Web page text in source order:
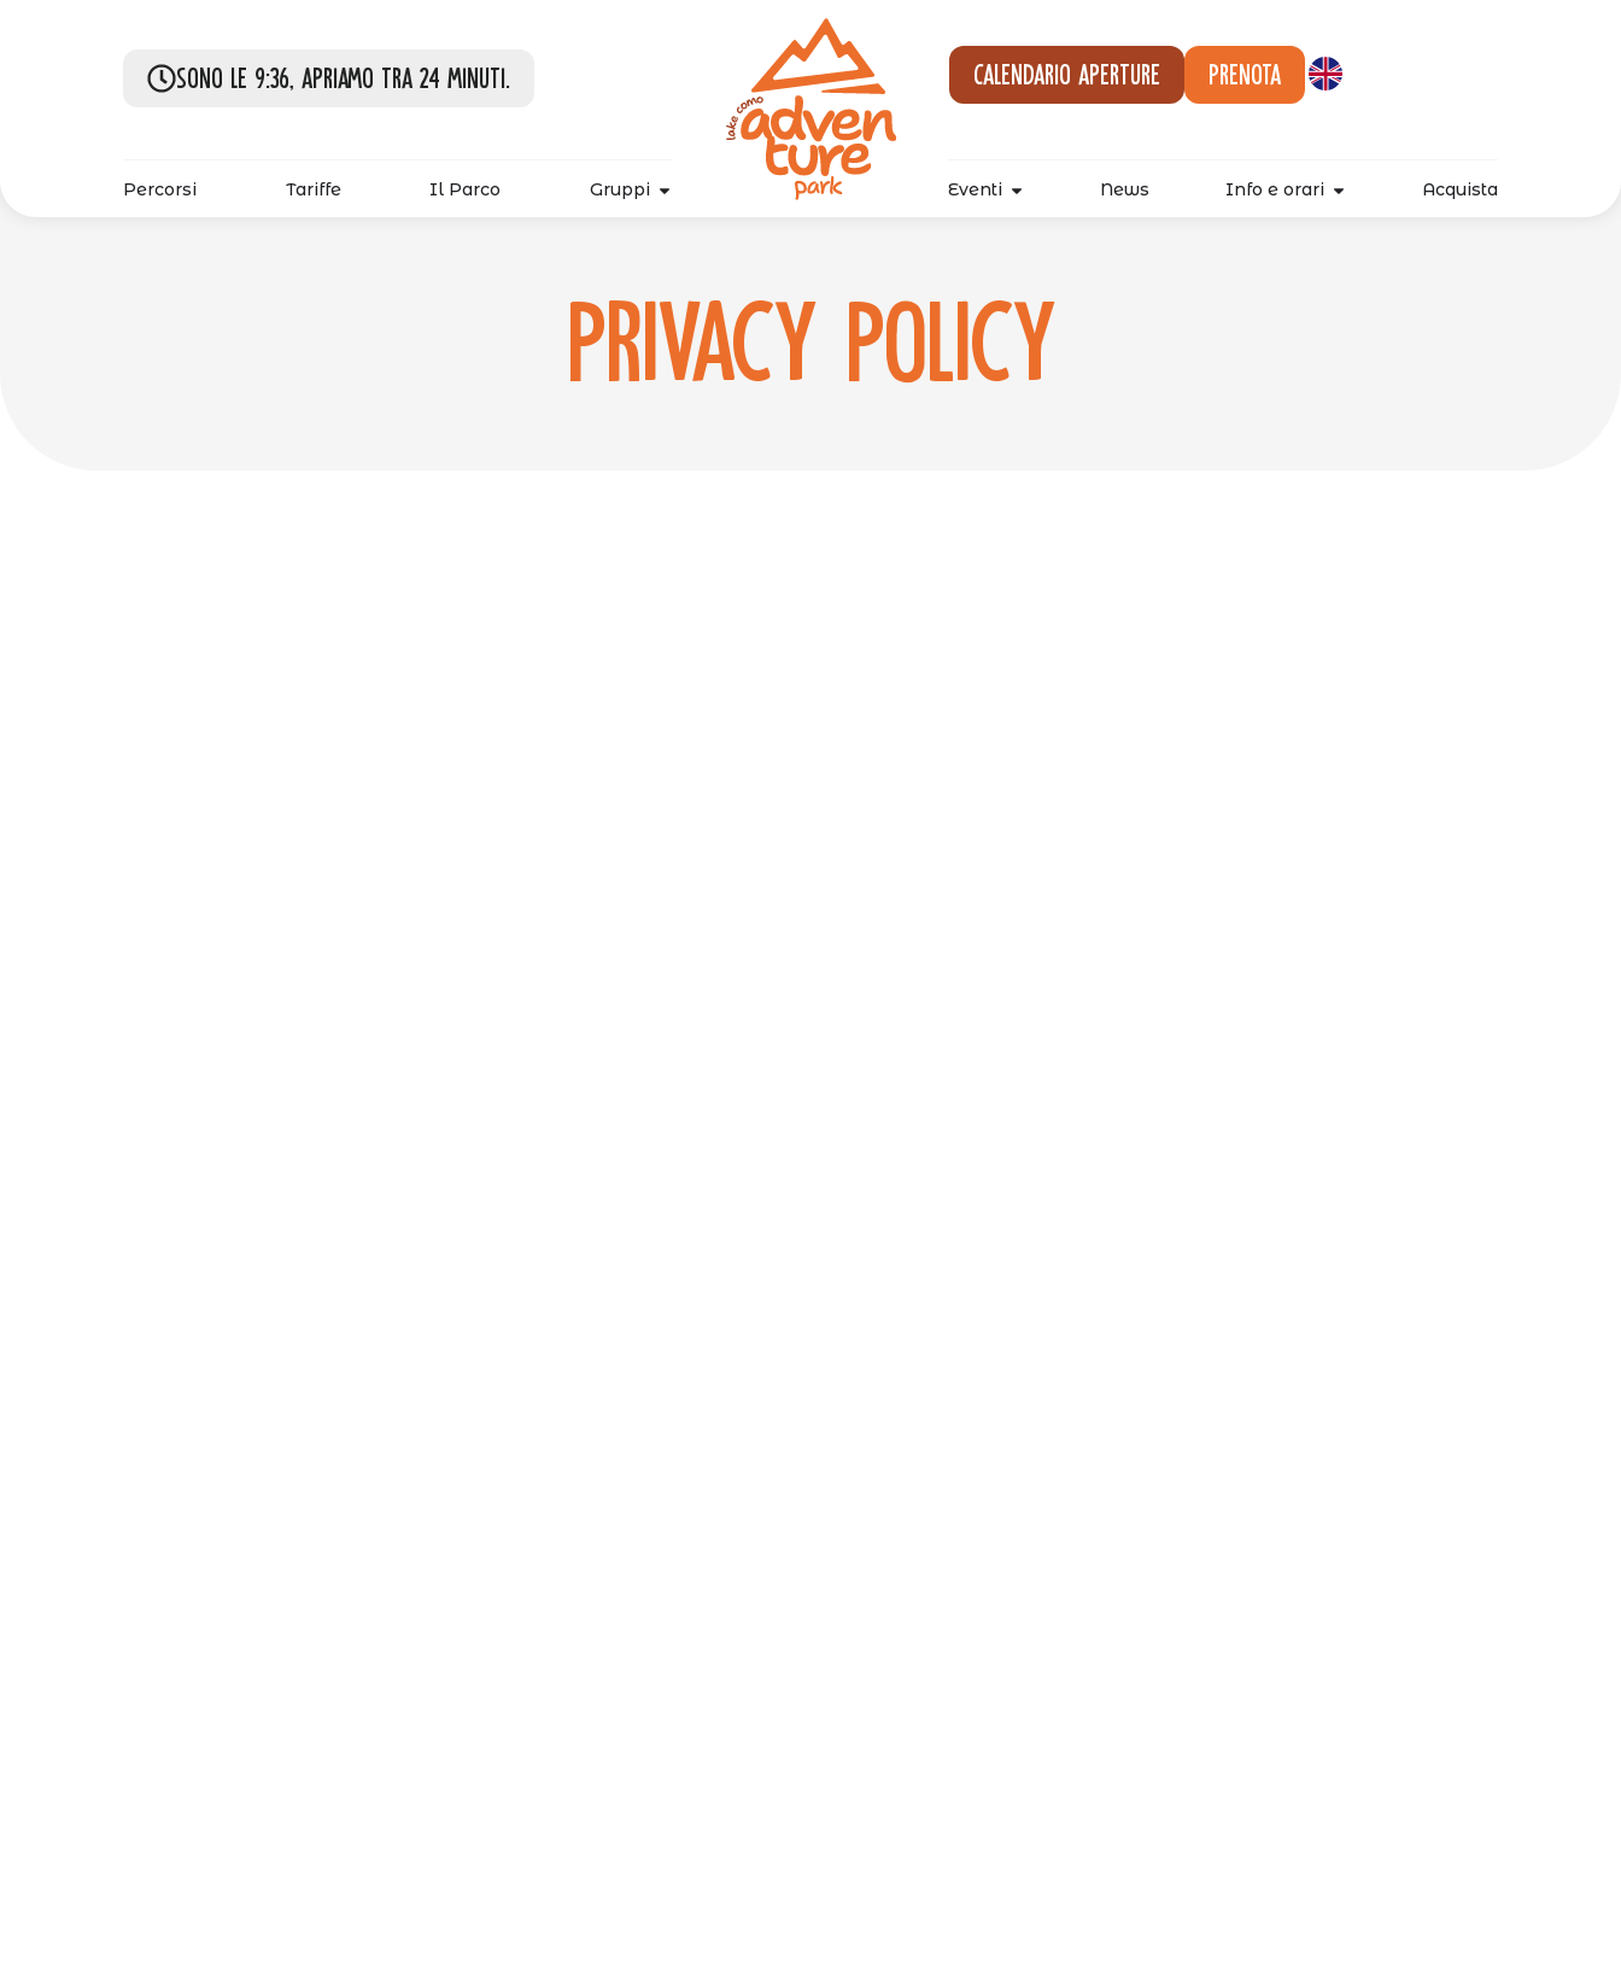
Sono le 9:36, apriamo tra 24 minuti. Calendario aperture Prenota
Percorsi Tariffe Il Parco Gruppi Eventi News Info e orari Acquista
Privacy Policy